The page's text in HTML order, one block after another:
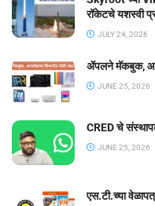
रॉकेटचे यशस्वी
JULY 24, 2026
ॲपलने मॅकबुक,
JUNE 25, 2026
CRED चे
JUNE 25, 2026
एस.टी.च्या